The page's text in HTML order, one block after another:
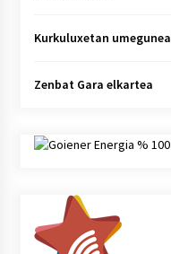
Kurkuluxetan umegunea
Zenbat Gara elkartea